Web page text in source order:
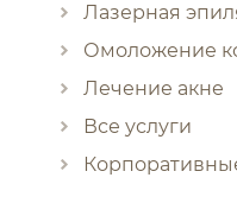
Лазерная
Омоложение
Лечение акне
Все услуги